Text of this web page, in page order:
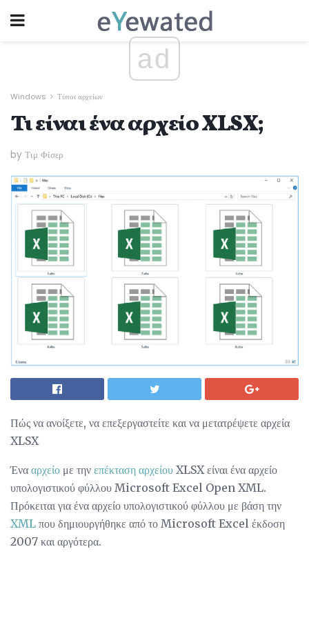
ad
Windows Τύποι αρχείων
Τι είναι ένα αρχείο XLSX;
by Τιμ Φίσερ
Πώς να ανοίξετε, να επεξεργαστείτε και να μετατρέψετε αρχεία
XLSX
Ένα αρχείο με την επέκταση αρχείου XLSX είναι ένα αρχείο
υπολογιστικού φύλλου Microsoft Excel Open XML.
Πρόκειται για ένα αρχείο υπολογιστικού φύλλου με βάση την
XML που δημιουργήθηκε από το Microsoft Excel έκδοση
2007 και αργότερα.